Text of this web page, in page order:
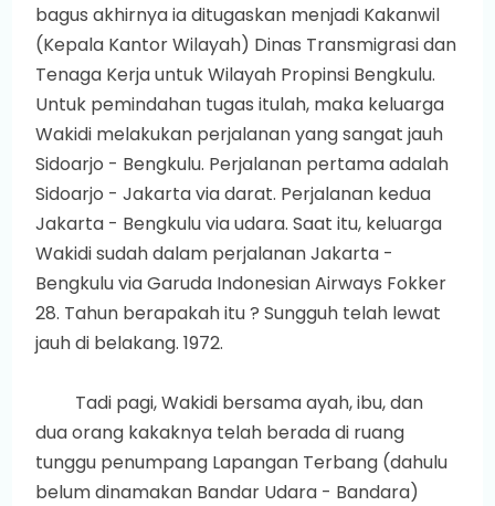
bagus akhirnya ia ditugaskan menjadi Kakanwil
(Kepala Kantor Wilayah) Dinas Transmigrasi dan
Tenaga Kerja untuk Wilayah Propinsi Bengkulu.
Untuk pemindahan tugas itulah, maka keluarga
Wakidi melakukan perjalanan yang sangat jauh
Sidoarjo - Bengkulu. Perjalanan pertama adalah
Sidoarjo - Jakarta via darat. Perjalanan kedua
Jakarta - Bengkulu via udara. Saat itu, keluarga
Wakidi sudah dalam perjalanan Jakarta -
Bengkulu via Garuda Indonesian Airways Fokker
28. Tahun berapakah itu ? Sungguh telah lewat
jauh di belakang. 1972.
Tadi pagi, Wakidi bersama ayah, ibu, dan
dua orang kakaknya telah berada di ruang
tunggu penumpang Lapangan Terbang (dahulu
belum dinamakan Bandar Udara - Bandara)